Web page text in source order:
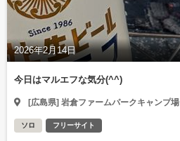
2026年2月14日
今日はマルエフな気分(^^)
[広島県] 岩倉ファームパークキャンプ場
ソロ フリーサイト